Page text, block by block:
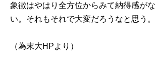
象徴はやはり全方位からみて納得感が
い。それもそれで大変だろうなと思う。
（為末大HPより）